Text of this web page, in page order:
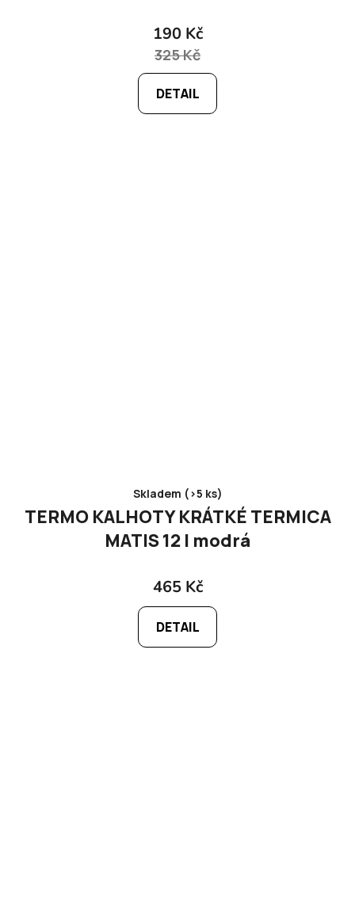
190 Kč
325 Kč
DETAIL
Skladem (>5 ks)
TERMO KALHOTY KRÁTKÉ TERMICA
MATIS 12 I modrá
465 Kč
DETAIL